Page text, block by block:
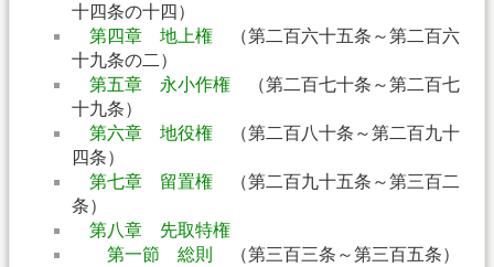
十四条の十四）
第四章 地上権 （第二百六十五条～第二百六
十九条の二）
第五章 永小作権 （第二百七十条～第二百七
十九条）
第六章 地役権 （第二百八十条～第二百九十
四条）
第七章 留置権 （第二百九十五条～第三百二
条）
第八章 先取特権
第一節 総則
（第三百三条～第三百五条）